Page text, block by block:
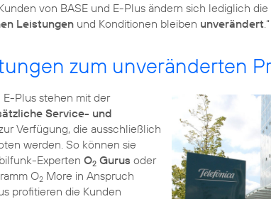
von BASE und E-Plus ändern sich lediglich
Leistungen und Konditionen bleiben unverändert.“
zum unveränderten
E-Plus stehen mit der
Service- und
Verfügung, die ausschließlich
werden. So können sie
Experten O2 Gurus oder
O2 More in Anspruch
profitieren die Kunden